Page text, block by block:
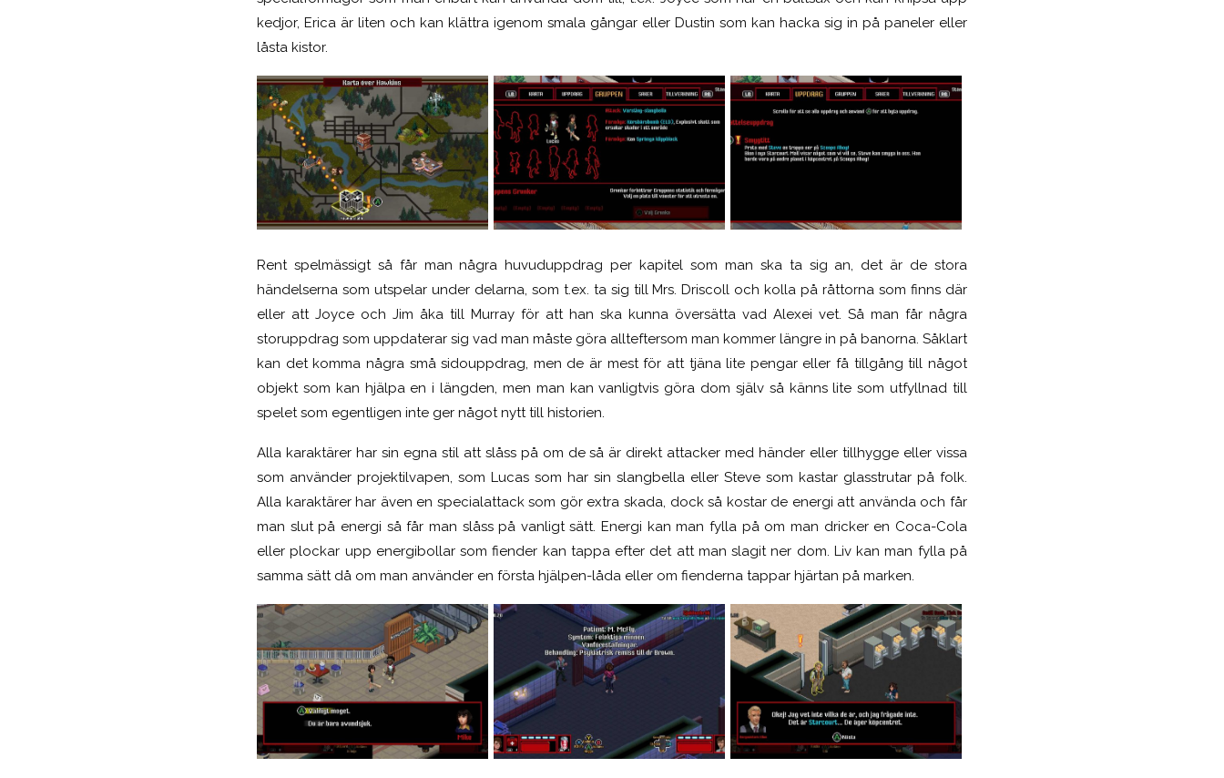
kedjor, Erica är liten och kan klättra igenom smala gångar eller Dustin som kan hacka sig in på paneler eller
låsta kistor.
Rent spelmässigt så får man några huvuduppdrag per kapitel som man ska ta sig an, det är de stora
händelserna som utspelar under delarna, som t.ex. ta sig till Mrs. Driscoll och kolla på råttorna som finns där
eller att Joyce och Jim åka till Murray för att han ska kunna översätta vad Alexei vet. Så man får några
storuppdrag som uppdaterar sig vad man måste göra allteftersom man kommer längre in på banorna. Såklart
kan det komma några små sidouppdrag, men de är mest för att tjäna lite pengar eller få tillgång till något
objekt som kan hjälpa en i längden, men man kan vanligtvis göra dom själv så känns lite som utfyllnad till
spelet som egentligen inte ger något nytt till historien.
Alla karaktärer har sin egna stil att slåss på om de så är direkt attacker med händer eller tillhygge eller vissa
som använder projektilvapen, som Lucas som har sin slangbella eller Steve som kastar glasstrutar på folk.
Alla karaktärer har även en specialattack som gör extra skada, dock så kostar de energi att använda och får
man slut på energi så får man slåss på vanligt sätt. Energi kan man fylla på om man dricker en Coca-Cola
eller plockar upp energibollar som fiender kan tappa efter det att man slagit ner dom. Liv kan man fylla på
samma sätt då om man använder en första hjälpen-låda eller om fienderna tappar hjärtan på marken.